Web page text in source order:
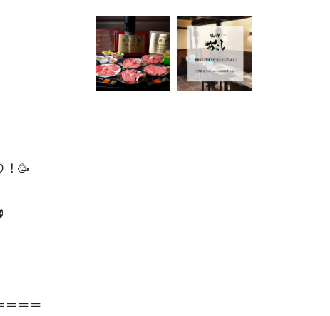
！🥳
＝＝＝